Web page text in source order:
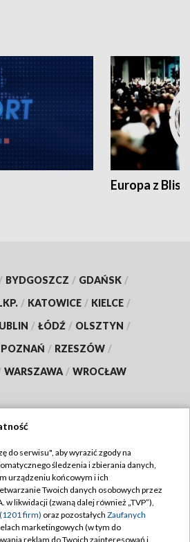
Europa z
/ BYDGOSZCZ / GDAŃSK /
/ KATOWICE / KIELCE /
/ ŁÓDŹ / OLSZTYN /
POZNAŃ / RZESZÓW /
WARSZAWA / WROCŁAW
TVP
Regulamin TVP
prywatności
Moje zgody
do serwisu", aby wyrazić zgody na
śledzenia i zbierania danych,
urządzeniu końcowym i ich
Twoich danych osobowych przez
w likwidacji (zwaną dalej również „TVP”),
firm) oraz pozostałych Zaufanych
marketingowych (w tym do
reklam do Twoich zainteresowań i